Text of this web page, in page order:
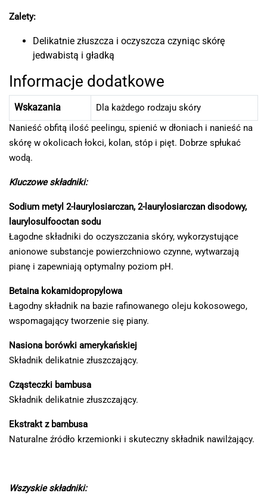
Zalety:
Delikatnie złuszcza i oczyszcza czyniąc skórę
jedwabistą i gładką
Informacje dodatkowe
Wskazania
Dla każdego rodzaju skóry
Nanieść obfitą ilość peelingu, spienić w dłoniach i nanieść na
skórę w okolicach łokci, kolan, stóp i pięt. Dobrze spłukać
wodą.
Kluczowe składniki:
Sodium metyl 2-laurylosiarczan, 2-laurylosiarczan disodowy,
laurylosulfooctan sodu
Łagodne składniki do oczyszczania skóry, wykorzystujące
anionowe substancje powierzchniowo czynne, wytwarzają
pianę i zapewniają optymalny poziom pH.
Betaina kokamidopropylowa
Łagodny składnik na bazie rafinowanego oleju kokosowego,
wspomagający tworzenie się piany.
Nasiona borówki amerykańskiej
Składnik delikatnie złuszczający.
Cząsteczki bambusa
Składnik delikatnie złuszczający.
Ekstrakt z bambusa
Naturalne źródło krzemionki i skuteczny składnik nawilżający.
Wszyskie składniki: